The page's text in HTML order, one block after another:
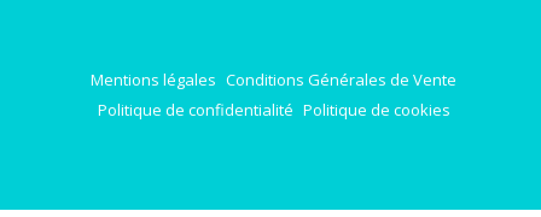
Mentions légales Conditions Générales de Vente
Politique de confidentialité Politique de cookies